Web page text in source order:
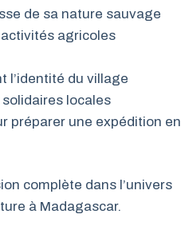
de sa nature sauvage
agricoles
l’identité du village
locales
préparer une expédition en
complète dans l’univers
à Madagascar.